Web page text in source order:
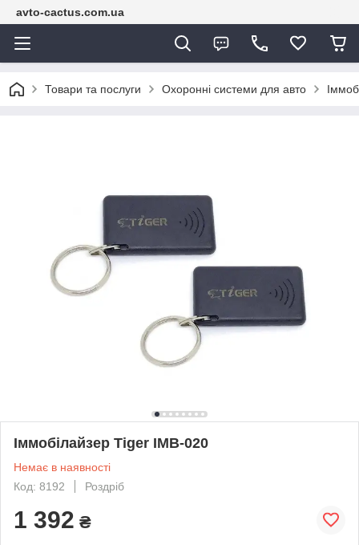
avto-cactus.com.ua
Товари та послуги Охоронні системи для авто
Іммобілайзер Tiger IMB-020
Немає в наявності
Код: 8192
Роздріб
1 392 ₴